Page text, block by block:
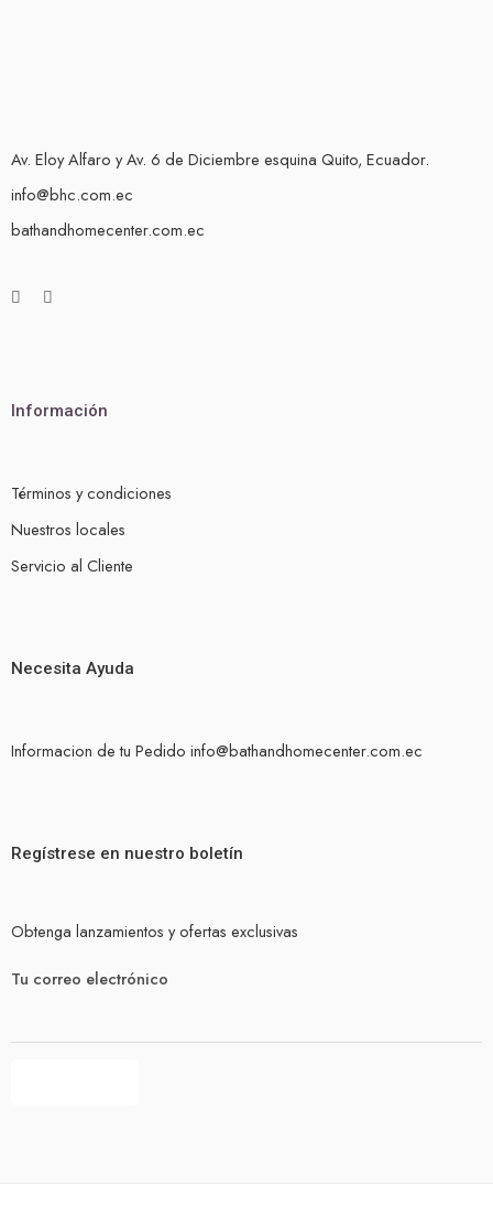
Av. Eloy Alfaro y Av. 6 de Diciembre esquina Quito, Ecuador.
info@bhc.com.ec
bathandhomecenter.com.ec
Información
Términos y condiciones
Nuestros locales
Servicio al Cliente
Necesita Ayuda
Informacion de tu Pedido info@bathandhomecenter.com.ec
Regístrese en nuestro boletín
Obtenga lanzamientos y ofertas exclusivas
Tu correo electrónico